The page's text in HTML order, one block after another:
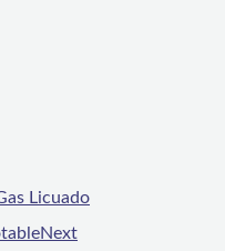
Licuado
Next